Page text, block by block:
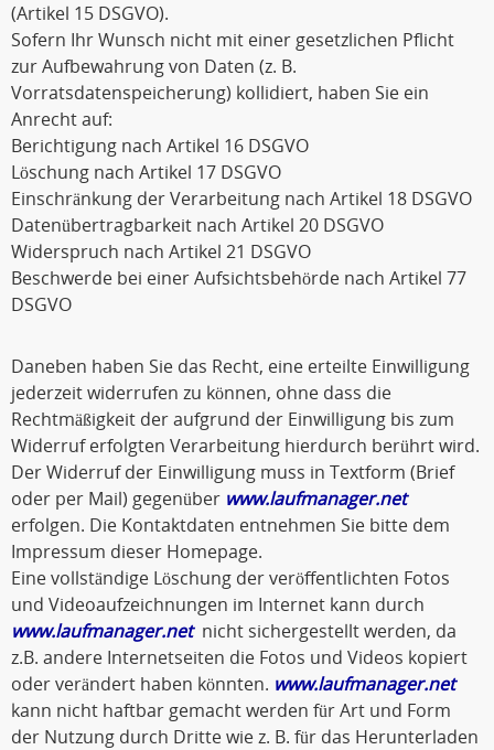
(Artikel 15 DSGVO).
Sofern Ihr Wunsch nicht mit einer gesetzlichen Pflicht
zur Aufbewahrung von Daten (z. B.
Vorratsdatenspeicherung) kollidiert, haben Sie ein
Anrecht auf:
Berichtigung nach Artikel 16 DSGVO
Löschung nach Artikel 17 DSGVO
Einschränkung der Verarbeitung nach Artikel 18 DSGVO
Datenübertragbarkeit nach Artikel 20 DSGVO
Widerspruch nach Artikel 21 DSGVO
Beschwerde bei einer Aufsichtsbehörde nach Artikel 77
DSGVO
Daneben haben Sie das Recht, eine erteilte Einwilligung
jederzeit widerrufen zu können, ohne dass die
Rechtmäßigkeit der aufgrund der Einwilligung bis zum
Widerruf erfolgten Verarbeitung hierdurch berührt wird.
Der Widerruf der Einwilligung muss in Textform (Brief
oder per Mail) gegenüber www.laufmanager.net
erfolgen. Die Kontaktdaten entnehmen Sie bitte dem
Impressum dieser Homepage.
Eine vollständige Löschung der veröffentlichten Fotos
und Videoaufzeichnungen im Internet kann durch
www.laufmanager.netnicht sichergestellt werden, da
z.B. andere Internetseiten die Fotos und Videos kopiert
oder verändert haben könnten. www.laufmanager.net
kann nicht haftbar gemacht werden für Art und Form
der Nutzung durch Dritte wie z. B. für das Herunterladen